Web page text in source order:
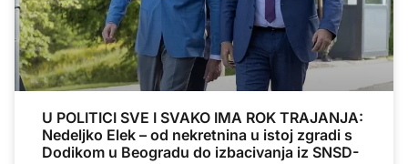
U POLITICI SVE I SVAKO IMA ROK TRAJANJA:
Nedeljko Elek – od nekretnina u istoj zgradi s
Dodikom u Beogradu do izbacivanja iz SNSD-